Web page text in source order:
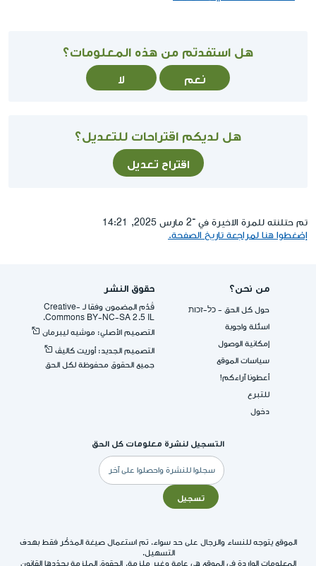
هل استفدتم من هذه المعلومات؟
نعم لا
هل لديكم اقتراحات للتعديل؟
اقتراح تعديل
تم حتلنته للمرة الاخيرة في ־2 مارس 2025, 14:21
إضغطوا هنا لمراجعة تاريخ الصفحة.
من نحن؟
حول كل الحق - כל-זכות
اسئلة واجوبة
إمكانية الوصول
سياسات الموقع
أعطونا آراءكم!
للتبرع
دخول
حقوق النشر
قُدِّم المضمون وفقا لـ -Creative
Commons BY-NC-SA 2.5 IL.
التصميم الأصلي: موشيه ليبرمان
التصميم الجديد: أوريت كاليڤ
جميع الحقوق محفوظة لكل الحق
التسجيل لنشرة معلومات كل الحق
البريد
الإلكتروني
تسجيل
الموقع يتوجه للنساء والرجال على حد سواء. تم استعمال صيغة المذكّر فقط بهدف
التسهيل.
المعلومات الواردة في الموقع هي عامة وغير ملزمة. الحقوق الملزمة يحدّدها القانون